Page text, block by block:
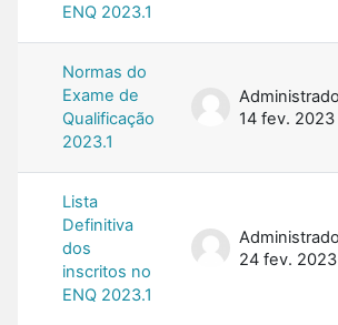
ENQ 2023.1
Normas do
Exame de
Qualificação
2023.1
14 fev. 2023
Lista
Definitiva
dos
inscritos no
ENQ 2023.1
24 fev. 2023